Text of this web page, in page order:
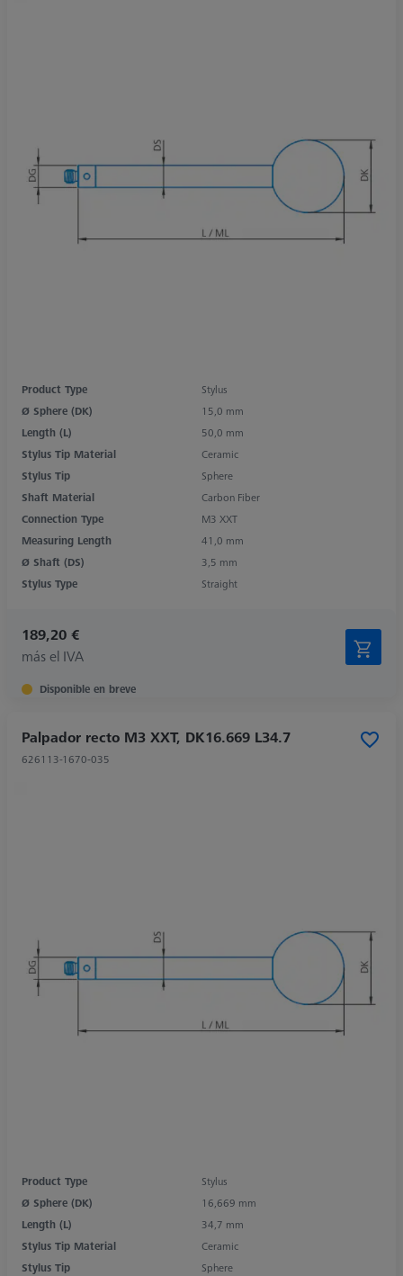
Product Type
Stylus
Ø Sphere (DK)
15,0 mm
Length (L)
50,0 mm
Stylus Tip Material
Ceramic
Stylus Tip
Sphere
Shaft Material
Carbon Fiber
Connection Type
M3 XXT
Measuring Length
41,0 mm
Ø Shaft (DS)
3,5 mm
Stylus Type
Straight
189,20 €
más el IVA
Disponible en breve
Palpador recto M3 XXT, DK16.669 L34.7
626113-1670-035
Product Type
Stylus
Ø Sphere (DK)
16,669 mm
Length (L)
34,7 mm
Stylus Tip Material
Ceramic
Stylus Tip
Sphere